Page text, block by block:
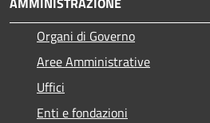
Organi di Governo
Aree Amministrative
Uffici
Enti e fondazioni